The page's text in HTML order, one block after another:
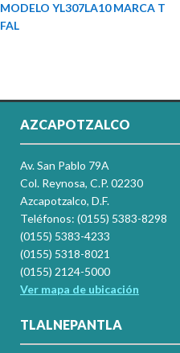
MODELO YL307LA10 MARCA T
FAL
AZCAPOTZALCO
Av. San Pablo 79A
Col. Reynosa, C.P. 02230
Azcapotzalco, D.F.
Teléfonos: (0155) 5383-8298
(0155) 5383-4233
(0155) 5318-8021
(0155) 2124-5000
Ver mapa de ubicación
TLALNEPANTLA